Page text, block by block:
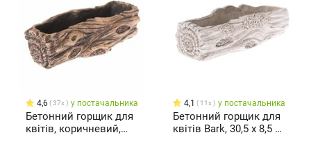
4,6 37x у постачальника
Бетонний горщик для
квітів, коричневий,
4,1 11x у постачальника
Бетонний горщик для
квітів Bark, 30,5 x 8,5 x